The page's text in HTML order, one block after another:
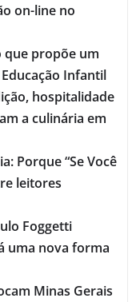
on-line no
que propõe um
Infantil
hospitalidade
a culinária em
Porque “Se Você
leitores
Foggetti
uma nova forma
Minas Gerais